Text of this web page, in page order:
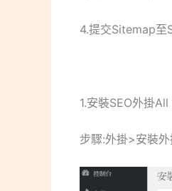
4.提交Sitemap至
1.安裝SEO外掛
步驟:外掛>安裝